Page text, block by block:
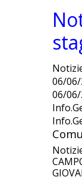
06/06/
06/06/